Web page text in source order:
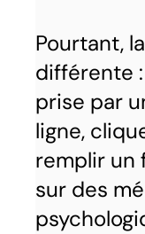
Pourtant,
différente
prise par
ligne,
remplir un
sur des